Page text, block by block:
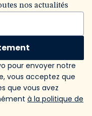
nos actualités
pour envoyer notre
vous acceptez que
que vous avez
à la politique de